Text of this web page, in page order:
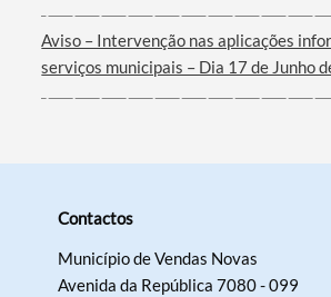
Filtros
Aviso – Intervenção nas aplicações
serviços municipais – Dia 17 de Junho
Contactos
Município de Vendas Novas
Avenida da República 7080 - 099